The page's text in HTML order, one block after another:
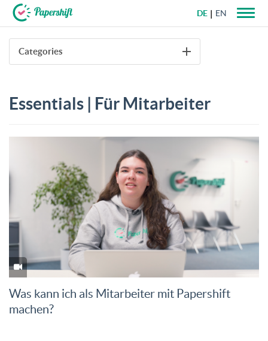
+49 721 50 95 79 69
DE EN
Categories
Essentials | Für Mitarbeiter
Was kann ich als Mitarbeiter mit Papershift
machen?